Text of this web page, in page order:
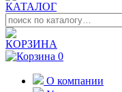
КАТАЛОГ
КОРЗИНА
0
О компании